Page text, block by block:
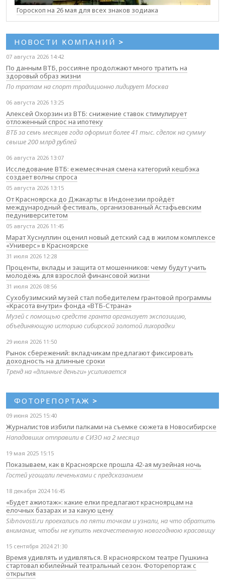
Гороскоп на 26 мая для всех знаков зодиака
НОВОСТИ КОМПАНИЙ >
07 августа 2026 14:42
По данным ВТБ, россияне продолжают много тратить на
здоровый образ жизни
По тратам на спорт традиционно лидирует Москва
06 августа 2026 13:25
Алексей Охорзин из ВТБ: снижение ставок стимулирует
отложенный спрос на ипотеку
ВТБ за семь месяцев года оформил более 41 тыс. сделок на сумму
свыше 200 млрд рублей
06 августа 2026 13:07
Исследование ВТБ: ежемесячная смена категорий кешбэка
создает волны спроса
05 августа 2026 13:15
От Красноярска до Джакарты: в Индонезии пройдёт
международный фестиваль, организованный Астафьевским
педуниверситетом
05 августа 2026 11:45
Марат Хуснуллин оценил новый детский сад в жилом комплексе
«Универс» в Красноярске
31 июля 2026 12:28
Проценты, вклады и защита от мошенников: чему будут учить
молодёжь для взрослой финансовой жизни
31 июля 2026 08:56
Сухобузимский музей стал победителем грантовой программы
«Красота внутри» фонда «ВТБ-Страна»
Музей с помощью средств гранта организует экспозицию,
объединяющую историю сибирской золотой лихорадки
29 июля 2026 11:50
Рынок сбережений: вкладчикам предлагают фиксировать
доходность на длинные сроки
Тренд на «длинные деньги» усиливается
ФОТОРЕПОРТАЖ >
09 июня 2025 15:40
Журналистов избили палками на съемке сюжета в Новосибирске
Нападавших отправили в СИЗО на 2 месяца
19 мая 2025 15:15
Показываем, как в Красноярске прошла 42-ая музейная ночь
Гостей угощали печеньками с предсказанием
18 декабря 2024 16:45
«Будет ажиотаж»: какие елки предлагают красноярцам на
елочных базарах и за какую цену
Sibnovosti.ru проехались по пяти точкам и узнали, на что обратить
внимание, чтобы не купить некачественную новогоднюю красавицу
15 сентября 2024 21:30
Время удивлять и удивляться. В красноярском театре Пушкина
стартовал юбилейный театральный сезон. Фоторепортаж с
открытия